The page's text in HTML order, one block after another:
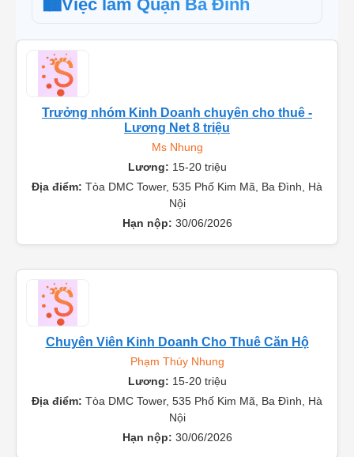
🏙️ Việc làm Quận Ba Đình
Trưởng nhóm Kinh Doanh chuyên cho thuê -
Lương Net 8 triệu
Ms Nhung
Lương: 15-20 triệu
Địa điểm: Tòa DMC Tower, 535 Phố Kim Mã, Ba Đình, Hà
Nội
Hạn nộp: 30/06/2026
Chuyên Viên Kinh Doanh Cho Thuê Căn Hộ
Phạm Thúy Nhung
Lương: 15-20 triệu
Địa điểm: Tòa DMC Tower, 535 Phố Kim Mã, Ba Đình, Hà
Nội
Hạn nộp: 30/06/2026